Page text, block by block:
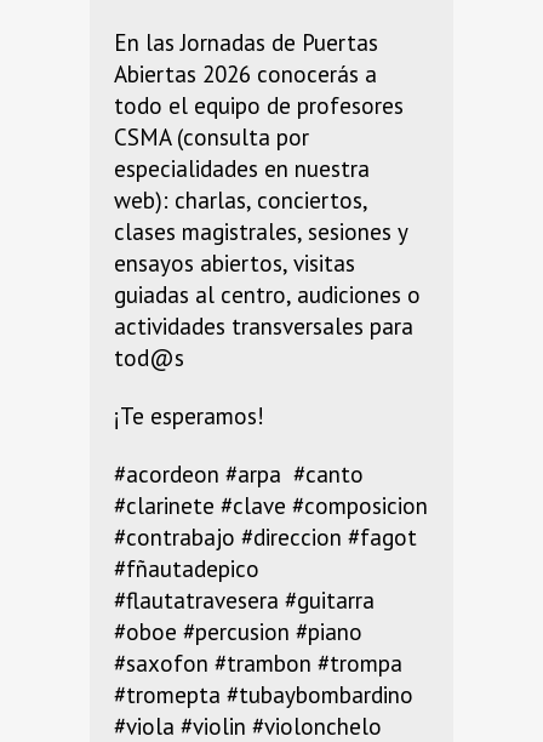
En las Jornadas de Puertas
Abiertas 2026 conocerás a
todo el equipo de profesores
CSMA (consulta por
especialidades en nuestra
web): charlas, conciertos,
clases magistrales, sesiones y
ensayos abiertos, visitas
guiadas al centro, audiciones o
actividades transversales para
tod@s
¡Te esperamos!
#acordeon #arpa #canto
#clarinete #clave #composicion
#contrabajo #direccion #fagot
#fñautadepico
#flautatravesera #guitarra
#oboe #percusion #piano
#saxofon #trambon #trompa
#tromepta #tubaybombardino
#viola #violin #violonchelo